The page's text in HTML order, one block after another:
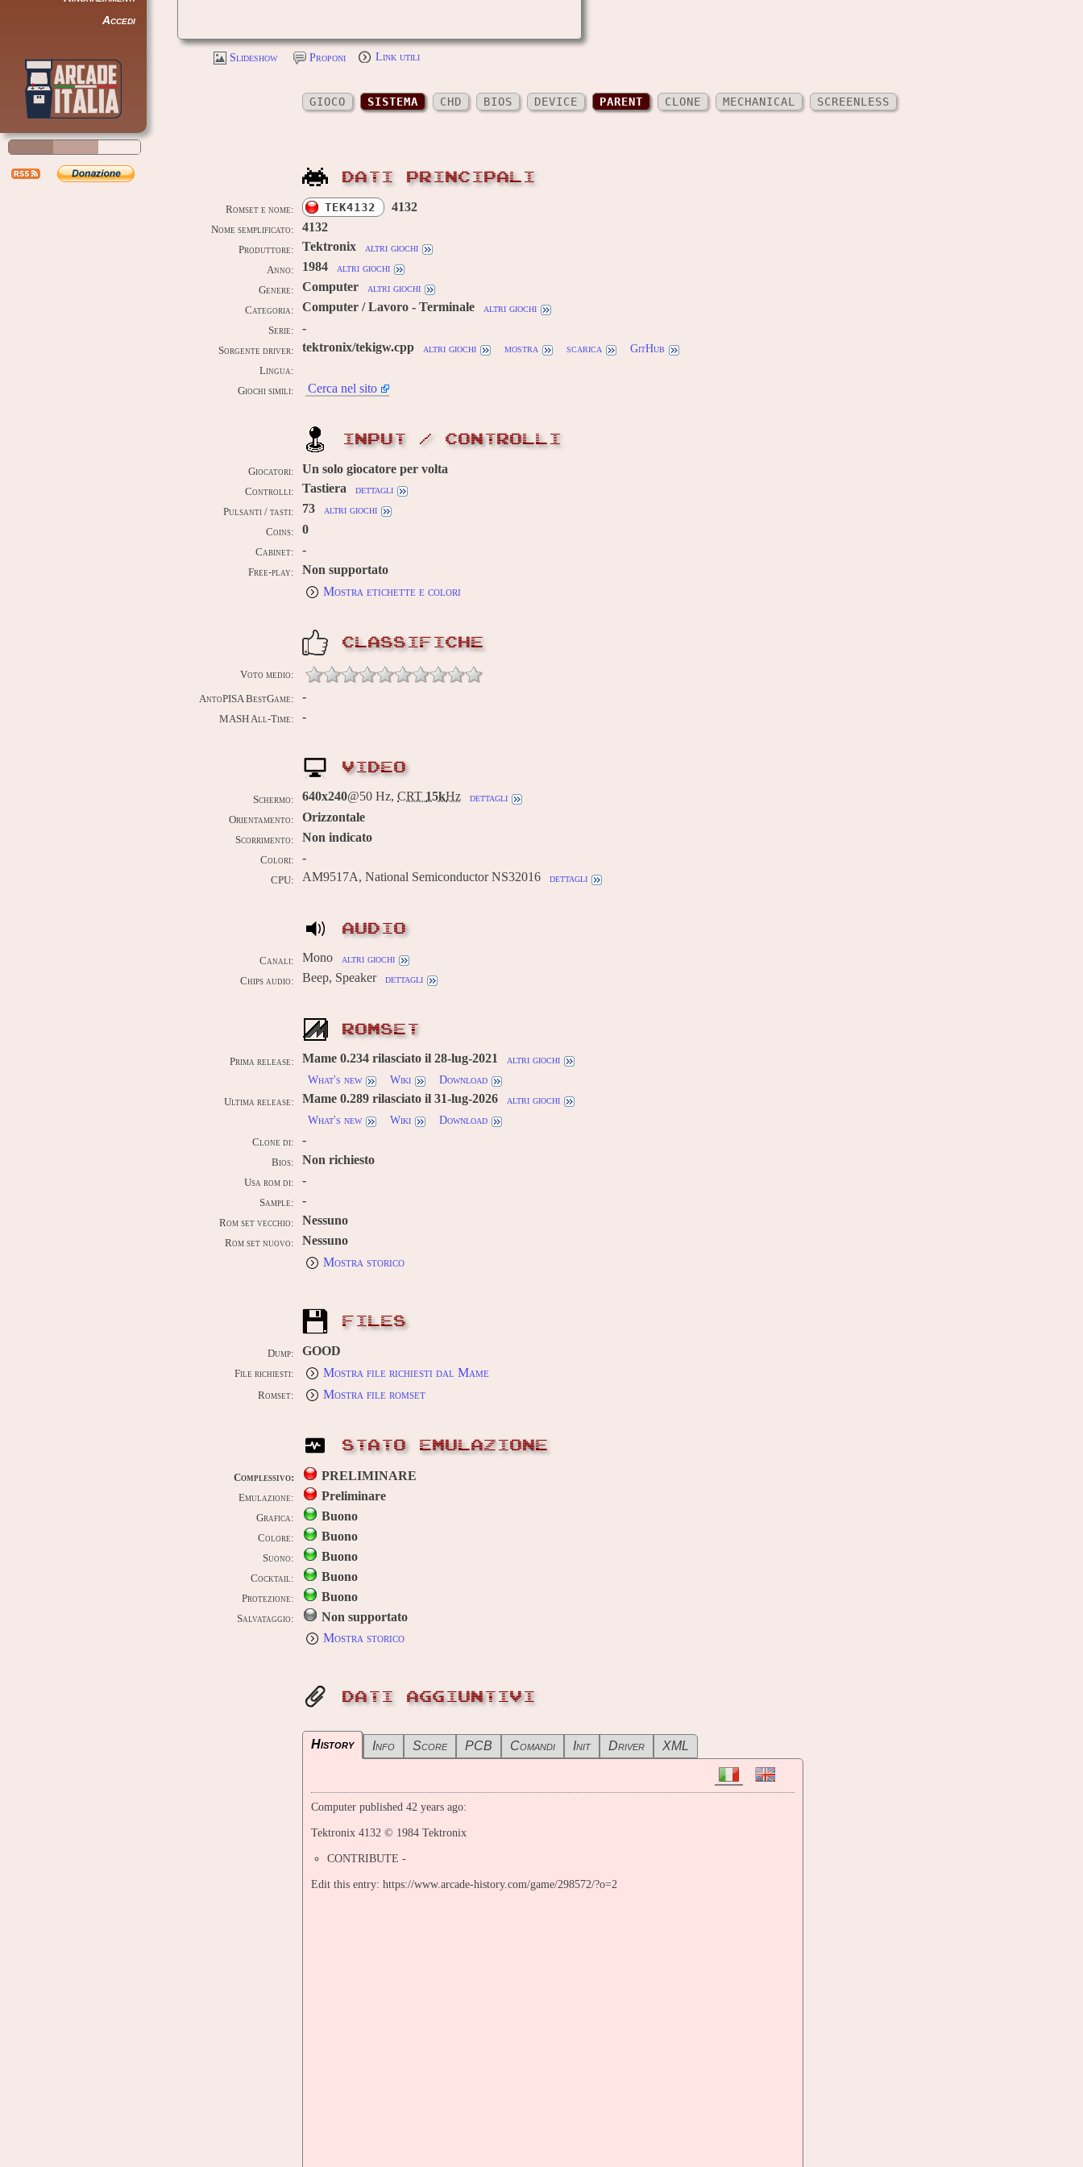
Accedi
Slideshow Proponi Link utili
GIOCO SISTEMA CHD BIOS DEVICE PARENT CLONE MECHANICAL SCREENLESS
DATI PRINCIPALI
Romset e nome: TEK4132 4132
Nome semplificato: 4132
Produttore: Tektronix altri giochi
Anno: 1984 altri giochi
Genere: Computer altri giochi
Categoria: Computer / Lavoro - Terminale altri giochi
Serie: -
Sorgente driver: tektronix/tekigw.cpp altri giochi mostra scarica GitHub
Lingua:
Giochi simili:
Cerca nel sito
INPUT / CONTROLLI
Giocatori: Un solo giocatore per volta
Controlli: Tastiera dettagli
Pulsanti / tasti: 73 altri giochi
Coins: 0
Cabinet: -
Free-play:
Non supportato
Mostra etichette e colori
CLASSIFICHE
Voto medio:
AntoPISA BestGame: -
MASH All-Time: -
VIDEO
Schermo: 640x240@50 Hz, CRT 15kHz dettagli
Orientamento: Orizzontale
Scorrimento: Non indicato
Colori: -
CPU: AM9517A, National Semiconductor NS32016 dettagli
AUDIO
Canali: Mono altri giochi
Chips audio: Beep, Speaker dettagli
ROMSET
Prima release: Mame 0.234 rilasciato il 28-lug-2021
altri giochi
What's new
Wiki Download
Ultima release: Mame 0.289 rilasciato il 31-lug-2026
altri giochi
What's new
Wiki Download
Clone di: -
Bios: Non richiesto
Usa rom di: -
Sample: -
Rom set vecchio: Nessuno
Rom set nuovo:
Nessuno
Mostra storico
FILES
Dump: GOOD
File richiesti: Mostra file richiesti dal Mame
Romset: Mostra file romset
STATO EMULAZIONE
Complessivo: PRELIMINARE
Emulazione: Preliminare
Grafica: Buono
Colore: Buono
Suono: Buono
Cocktail: Buono
Protezione: Buono
Salvataggio:
Non supportato
Mostra storico
DATI AGGIUNTIVI
History Info Score PCB Comandi Init Driver XML
Computer published 42 years ago:
Tektronix 4132 © 1984 Tektronix
CONTRIBUTE -
Edit this entry: https://www.arcade-history.com/game/298572/?o=2